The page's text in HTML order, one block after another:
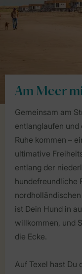
Am Meer
Gemeinsam am
entlanglaufen und
Ruhe kommen –
ultimative
entlang der
hundefreundliche
ist Dein Hund in
willkommen, und
die Ecke.
Auf Texel hast Du